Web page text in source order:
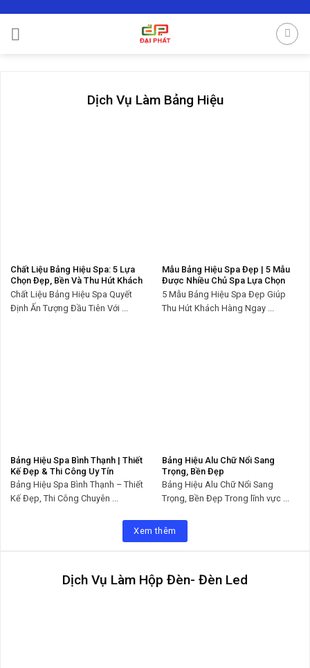
content
Dịch Vụ Làm Bảng Hiệu
Chất Liệu Bảng Hiệu Spa: 5 Lựa
Chọn Đẹp, Bền Và Thu Hút Khách
Chất Liệu Bảng Hiệu Spa Quyết
Định Ấn Tượng Đầu Tiên Với ...
Mẫu Bảng Hiệu Spa Đẹp | 5 Mẫu
Được Nhiều Chủ Spa Lựa Chọn
5 Mẫu Bảng Hiệu Spa Đẹp Giúp
Thu Hút Khách Hàng Ngay ...
Bảng Hiệu Spa Bình Thạnh | Thiết
Kế Đẹp & Thi Công Uy Tín
Bảng Hiệu Spa Bình Thạnh – Thiết
Kế Đẹp, Thi Công Chuyên ...
Bảng Hiệu Alu Chữ Nổi Sang
Trọng, Bền Đẹp
Bảng Hiệu Alu Chữ Nổi Sang
Trọng, Bền Đẹp Trong lĩnh vực ...
Xem thêm
Dịch Vụ Làm Hộp Đèn- Đèn Led